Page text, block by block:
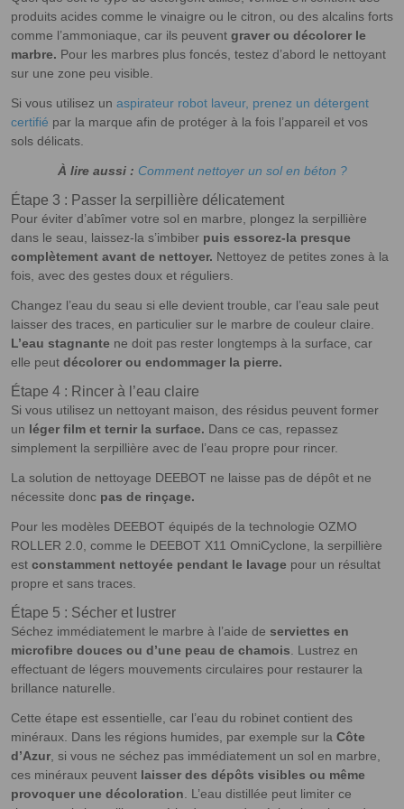
produits acides comme le vinaigre ou le citron, ou des alcalins forts
comme l’ammoniaque, car ils peuvent graver ou décolorer le
marbre. Pour les marbres plus foncés, testez d’abord le nettoyant
sur une zone peu visible.
Si vous utilisez un aspirateur robot laveur, prenez un détergent
certifié par la marque afin de protéger à la fois l’appareil et vos
sols délicats.
À lire aussi : Comment nettoyer un sol en béton ?
Étape 3 : Passer la serpillière délicatement
Pour éviter d’abîmer votre sol en marbre, plongez la serpillière
dans le seau, laissez-la s’imbiber puis essorez-la presque
complètement avant de nettoyer. Nettoyez de petites zones à la
fois, avec des gestes doux et réguliers.
Changez l’eau du seau si elle devient trouble, car l’eau sale peut
laisser des traces, en particulier sur le marbre de couleur claire.
L’eau stagnante ne doit pas rester longtemps à la surface, car
elle peut décolorer ou endommager la pierre.
Étape 4 : Rincer à l’eau claire
Si vous utilisez un nettoyant maison, des résidus peuvent former
un léger film et ternir la surface. Dans ce cas, repassez
simplement la serpillière avec de l’eau propre pour rincer.
La solution de nettoyage DEEBOT ne laisse pas de dépôt et ne
nécessite donc pas de rinçage.
Pour les modèles DEEBOT équipés de la technologie OZMO
ROLLER 2.0, comme le DEEBOT X11 OmniCyclone, la serpillière
est constamment nettoyée pendant le lavage pour un résultat
propre et sans traces.
Étape 5 : Sécher et lustrer
Séchez immédiatement le marbre à l’aide de serviettes en
microfibre douces ou d’une peau de chamois. Lustrez en
effectuant de légers mouvements circulaires pour restaurer la
brillance naturelle.
Cette étape est essentielle, car l’eau du robinet contient des
minéraux. Dans les régions humides, par exemple sur la Côte
d’Azur, si vous ne séchez pas immédiatement un sol en marbre,
ces minéraux peuvent laisser des dépôts visibles ou même
provoquer une décoloration. L’eau distillée peut limiter ce